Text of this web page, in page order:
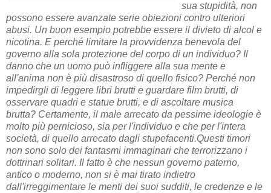
sua stupidità, non
possono essere avanzate serie obiezioni contro ulteriori
abusi. Un buon esempio potrebbe essere il divieto di alcol e
nicotina. E perché limitare la provvidenza benevola del
governo alla sola protezione del corpo di un individuo? Il
danno che un uomo può infliggere alla sua mente e
all'anima non è più disastroso di quello fisico? Perché non
impedirgli di leggere libri brutti e guardare film brutti, di
osservare quadri e statue brutti, e di ascoltare musica
brutta? Certamente, il male arrecato da pessime ideologie è
molto più pernicioso, sia per l'individuo e che per l'intera
società, di quello arrecato dagli stupefacenti.Questi timori
non sono solo dei fantasmi immaginari che terrorizzano i
dottrinari solitari. Il fatto è che nessun governo paterno,
antico o moderno, non si è mai tirato indietro
dall'irreggimentare le menti dei suoi sudditi, le credenze e le